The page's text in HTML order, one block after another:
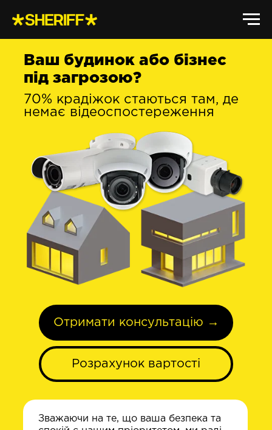
Ваш будинок або бізнес
під загрозою?
70% крадіжок стаються там, де
немає відеоспостереження
Зважаючи на те, що ваша безпека та
Отримати консультацію →
Розрахунок вартості